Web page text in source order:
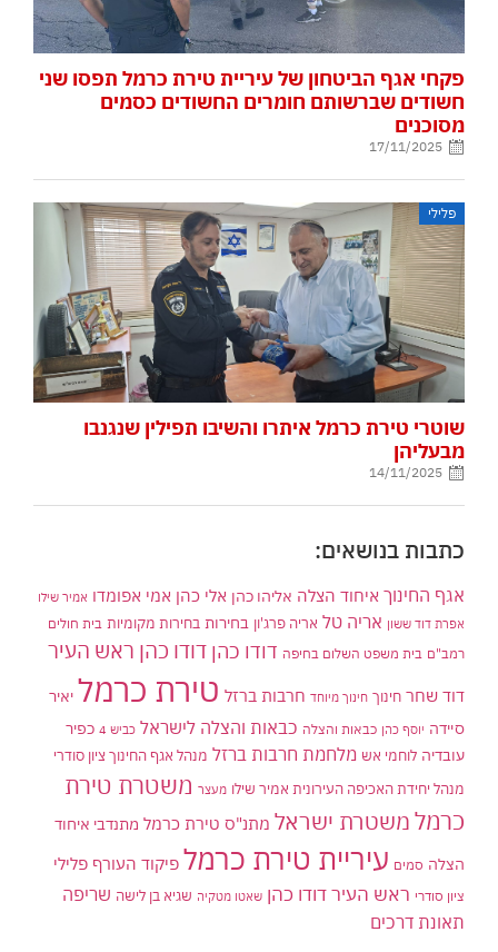
פקחי אגף הביטחון של עיריית טירת כרמל תפסו שני
חשודים שברשותם חומרים החשודים כסמים
מסוכנים
17/11/2025
פלילי
שוטרי טירת כרמל איתרו והשיבו תפילין שנגנבו
מבעליהן
14/11/2025
כתבות בנושאים:
אגף החינוך איחוד הצלה אליהו כהן אלי כהן אמי אפומדו אמיר שילו
אפרת דוד ששון אריה טל אריה פרג'ון בחירות בחירות מקומיות בית חולים
רמב"ם בית משפט השלום בחיפה דודו כהן דודו כהן ראש העיר
דוד שחר חינוך חינוך מיוחד חרבות ברזל טירת כרמל יאיר
סיידה יוסף כהן כבאות והצלה כבאות והצלה לישראל כביש 4
כפיר
עובדיה לוחמי אש מלחמת חרבות ברזל מנהל אגף החינוך ציון סודרי
מנהל יחידת האכיפה העירונית אמיר שילו מעצר משטרת טירת
כרמלמשטרת ישראל מתנ"ס טירת כרמל מתנדבי איחוד
הצלה סמים עיריית טירת כרמל פיקוד העורף פלילי
ציון סודרי ראש העיר דודו כהן שאטו מטקיה שגיא בן לישה שריפה
תאונת דרכים